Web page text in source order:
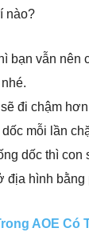
nào?
bạn vẫn nên
nhé.
đi chậm
mỗi lần
dốc thì con
địa hình bằng
AOE Có